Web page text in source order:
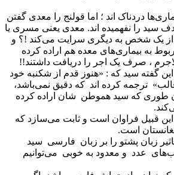
دردناک اند ؛ اما قولنج را معدی گفتن
سید را نفهمیده اند. معدی یعنی مسری یا
از یک شخص به دیگری سرایت می‌کند !؟ و
به بیماری‌های معده هم اراده کرده
، صرف یک اجر را دریافت داشتند!!
این گفته سید که : «هنوز قدم از شکنبه خود
ترجمه کرده اند که دقیق نمی‌باشد،
طوری که سید هموطن شان اراده کرده
قبیل فراوان است و ثابت می‌سازد که
است.
زبان پشتو را بر زبان فارسی سید
عدد و معدود به خوبی می‌توانیم